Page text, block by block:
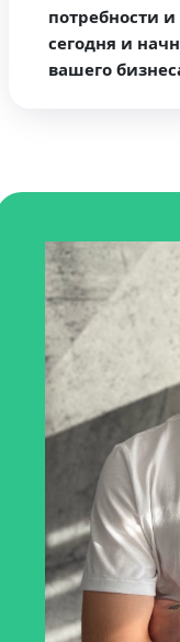
потребности
сегодня и
вашего